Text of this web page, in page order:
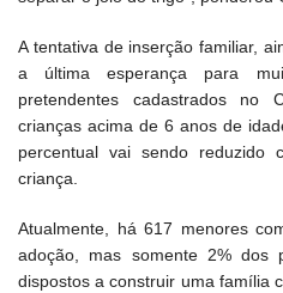
A tentativa de inserção familiar,
a última esperança para
pretendentes cadastrados no
crianças acima de 6 anos de
percentual vai sendo
criança.
Atualmente, há 617 menores
adoção, mas somente 2% dos
dispostos a construir uma família